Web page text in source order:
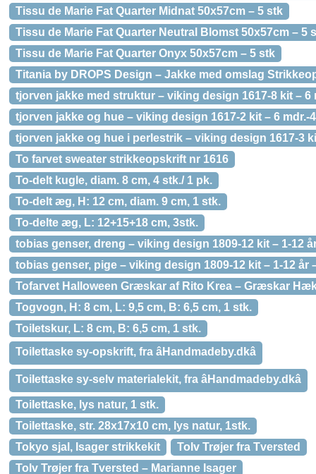
Tissu de Marie Fat Quarter Midnat 50x57cm – 5 stk
Tissu de Marie Fat Quarter Neutral Blomst 50x57cm – 5
Tissu de Marie Fat Quarter Onyx 50x57cm – 5 stk
Titania by DROPS Design – Jakke med omslag
tjorven jakke med struktur – viking design 1617-8 kit – 6
tjorven jakke og hue – viking design 1617-2 kit – 6 mdr.-
tjorven jakke og hue i perlestrik – viking design 1617-3
To farvet sweater strikkeopskrift nr 1616
To-delt kugle, diam. 8 cm, 4 stk./ 1 pk.
To-delt æg, H: 12 cm, diam. 9 cm, 1 stk.
To-delte æg, L: 12+15+18 cm, 3stk.
tobias genser, dreng – viking design 1809-12 kit – 1-12
tobias genser, pige – viking design 1809-12 kit – 1-12 år
Tofarvet Halloween Græskar af Rito Krea – Græskar
Togvogn, H: 8 cm, L: 9,5 cm, B: 6,5 cm, 1 stk.
Toiletskur, L: 8 cm, B: 6,5 cm, 1 stk.
Toilettaske sy-opskrift, fra âHandmadeby.dkâ
Toilettaske sy-selv materialekit, fra âHandmadeby.dkâ
Toilettaske, lys natur, 1 stk.
Toilettaske, str. 28x17x10 cm, lys natur, 1stk.
Tokyo sjal, Isager strikkekit
Tolv Trøjer fra Tversted
Tolv Trøjer fra Tversted – Marianne Isager